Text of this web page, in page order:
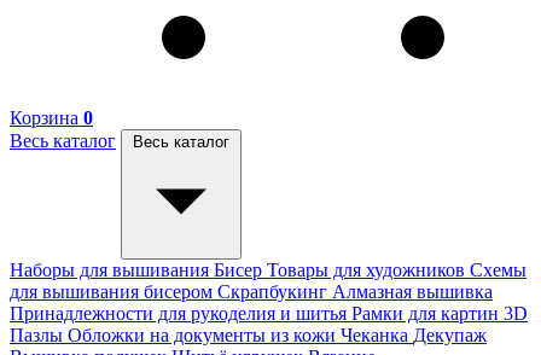
Корзина 0
Весь каталог
Весь каталог
Наборы для вышивания Бисер Товары для художников Схемы
для вышивания бисером Скрапбукинг Алмазная вышивка
Принадлежности для рукоделия и шитья Рамки для картин 3D
Пазлы Обложки на документы из кожи Чеканка Декупаж